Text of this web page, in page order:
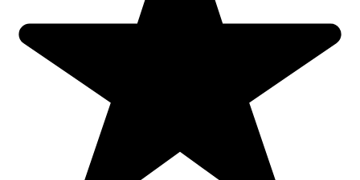
de foc, feriti jucaria/produsul de temperaturi ridicate si umiditate.
Pentru | 9084: Baieti;